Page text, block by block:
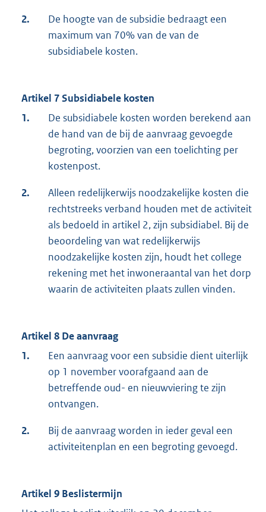
2.
De hoogte van de subsidie bedraagt een
maximum van 70% van de van de
subsidiabele kosten.
Artikel 7 Subsidiabele kosten
1.
De subsidiabele kosten worden berekend aan
de hand van de bij de aanvraag gevoegde
begroting, voorzien van een toelichting per
kostenpost.
2.
Alleen redelijkerwijs noodzakelijke kosten die
rechtstreeks verband houden met de activiteit
als bedoeld in artikel 2, zijn subsidiabel. Bij de
beoordeling van wat redelijkerwijs
noodzakelijke kosten zijn, houdt het college
rekening met het inwoneraantal van het dorp
waarin de activiteiten plaats zullen vinden.
Artikel 8 De aanvraag
1.
Een aanvraag voor een subsidie dient uiterlijk
op 1 november voorafgaand aan de
betreffende oud- en nieuwviering te zijn
ontvangen.
2.
Bij de aanvraag worden in ieder geval een
activiteitenplan en een begroting gevoegd.
Artikel 9 Beslistermijn